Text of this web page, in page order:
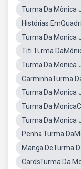
Turma Da Mônica
Histórias
Turma Da Monica
Titi Turma
Turma Da Monica
CarminhaTurma
Turma Da Monica
Turma Da
Turma Da Monica
Penha Turma
Manga DeTurma
CardsTurma Da